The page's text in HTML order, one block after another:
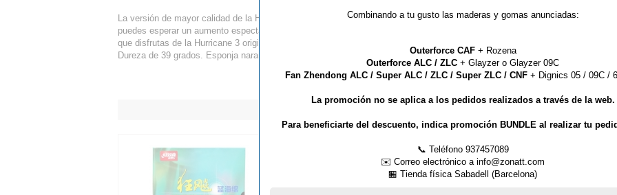
La versión de mayor calidad de la Hurricane 3 disponible. Con la versión National,
puedes esperar un aumento espectacular en efectos, control y velocidad. Todo lo
que disfrutas de la Hurricane 3 original ha sido amplificado por un gran margen.
Dureza de 39 grados. Esponja naranja.
(*) Este artículo no admite
Combinando a tu gusto las maderas y gomas anunciadas:
Outerforce CAF+ Rozena
Outerforce ALC / ZLC + Glayzer o Glayzer 09C
Fan Zhendong ALC / Super ALC / ZLC / Super ZLC / CNF + Dignics 05 / 09C /
La promoción no se aplica a los pedidos realizados a través de la web.
Para beneficiarte del descuento, indica promoción BUNDLE al realizar tu
📞 Teléfono 937457089
✉️ Correo electrónico a info@zonatt.com
🏪 Tienda física Sabadell (Barcelona)